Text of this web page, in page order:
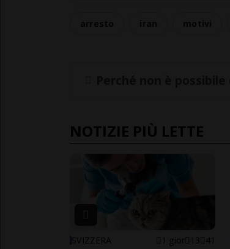
NOTIZIE PIÙ LETTE
SVIZZERA 1 gior 13 41